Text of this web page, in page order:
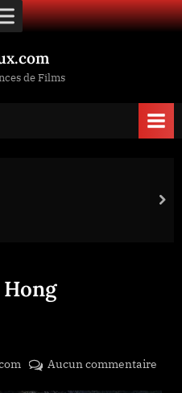
de Films
Aucun commentairesur